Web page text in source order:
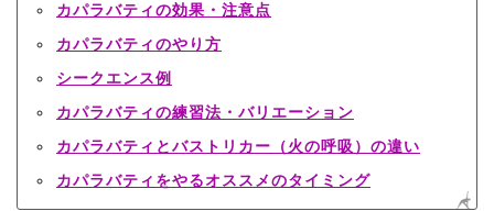
カパラバティの効果・注意点
カパラバティのやり方
シークエンス例
カパラバティの練習法・バリエーション
カパラバティとバストリカー（火の呼吸）の違い
カパラバティをやるオススメのタイミング